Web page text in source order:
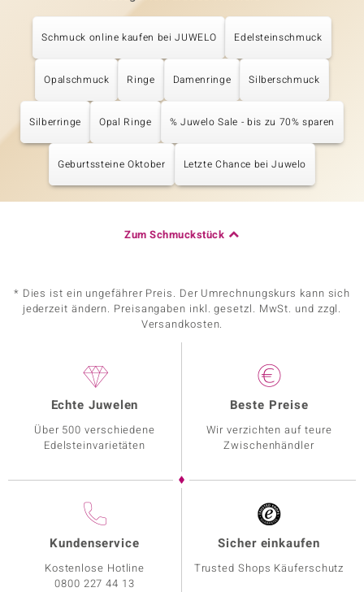
Schmuck online kaufen bei JUWELO Edelsteinschmuck
Opalschmuck Ringe Damenringe Silberschmuck
Silberringe Opal Ringe % Juwelo Sale - bis zu 70% sparen
Geburtssteine Oktober Letzte Chance bei Juwelo
Zum Schmuckstück
* Dies ist ein ungefährer Preis. Der Umrechnungskurs kann sich
jederzeit ändern. Preisangaben inkl. gesetzl. MwSt. und zzgl.
Versandkosten.
Echte Juwelen
Über 500 verschiedene
Edelsteinvarietäten
Beste Preise
Wir verzichten auf teure
Zwischenhändler
Kundenservice
Kostenlose Hotline
0800 227 44 13
Sicher einkaufen
Trusted Shops Käuferschutz